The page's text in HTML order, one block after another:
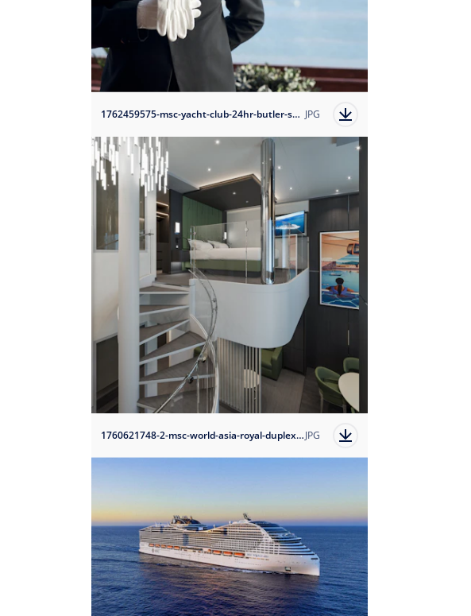
1762459575-msc-yacht-club-24hr-butler-service-2?auto=format JPG
1760621748-2-msc-world-asia-royal-duplex-suite?auto=formatJPG